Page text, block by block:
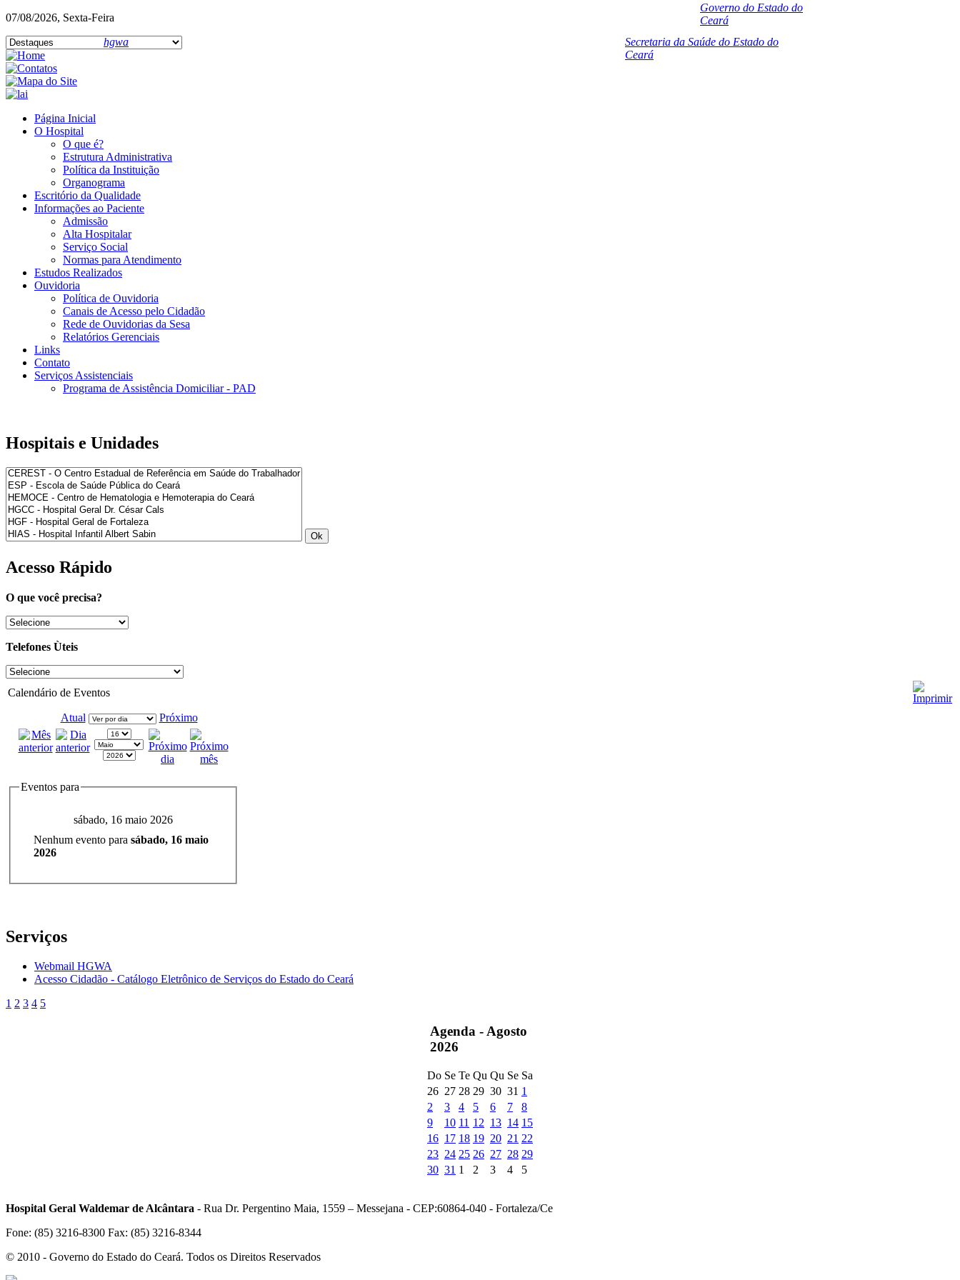
07/08/2026, Sexta-Feira
hgwa
Secretaria da Saúde do Estado do
Ceará
Governo do Estado do
Ceará
Página Inicial
O Hospital
O que é?
Estrutura Administrativa
Política da Instituição
Organograma
Escritório da Qualidade
Informações ao Paciente
Admissão
Alta Hospitalar
Serviço Social
Normas para Atendimento
Estudos Realizados
Ouvidoria
Política de Ouvidoria
Canais de Acesso pelo Cidadão
Rede de Ouvidorias da Sesa
Relatórios Gerenciais
Links
Contato
Serviços Assistenciais
Programa de Assistência Domiciliar - PAD
Hospitais e Unidades
Acesso Rápido
O que você precisa?
Telefones Ùteis
Calendário de Eventos
Atual Próximo
Eventos para
sábado, 16 maio 2026
Nenhum evento para sábado, 16 maio
2026
Serviços
Webmail HGWA
Acesso Cidadão - Catálogo Eletrônico de Serviços do Estado do Ceará
1 2 3 4 5
Agenda - Agosto
2026
Do Se Te Qu Qu Se Sa
26 27 28 29 30 31 1
2
3 4 5 6 7
8
9
10 11 12 13 14 15
16 17 18 19 20 21 22
23 24 25 26 27 28 29
30 31 1 2 3 4 5
Hospital Geral Waldemar de Alcântara - Rua Dr. Pergentino Maia, 1559 – Messejana - CEP:60864-040 - Fortaleza/Ce
Fone: (85) 3216-8300 Fax: (85) 3216-8344
© 2010 - Governo do Estado do Ceará. Todos os Direitos Reservados